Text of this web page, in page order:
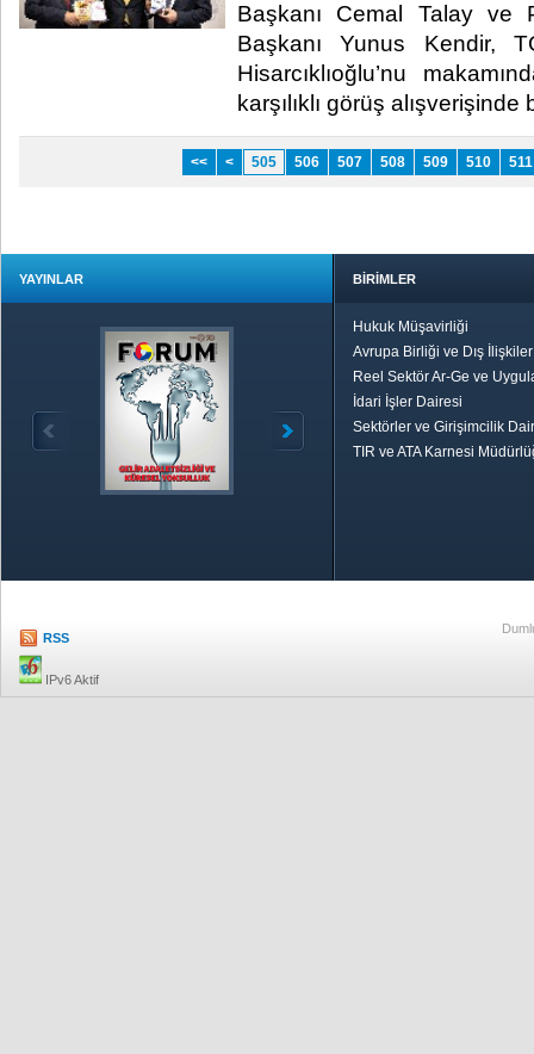
Başkanı Cemal Talay ve
Başkanı Yunus Kendir,
Hisarcıklıoğlu’nu
karşılıklı görüş
<< < 505 506 507 508 509 510 511
YAYINLAR BİRİMLER
Hukuk Müşavirliği
Avrupa Birliği ve Dış
Reel Sektör Ar-Ge ve
İdari İşler Dairesi
Sektörler ve Girişimcilik
TIR ve ATA Karnesi
RSS
IPv6 Aktif